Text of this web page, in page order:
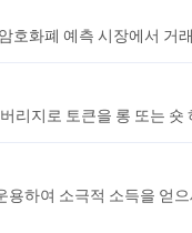
호화폐 예측 시장에서 거
리지로 토큰을 롱 또는 숏
용하여 소극적 소득을 얻